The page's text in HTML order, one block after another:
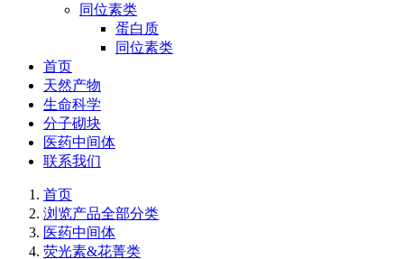
同位素类
蛋白质
同位素类
首页
天然产物
生命科学
分子砌块
医药中间体
联系我们
首页
浏览产品全部分类
医药中间体
荧光素&花菁类